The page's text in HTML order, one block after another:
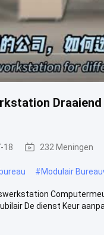
18 232 Meningen
#Modulair
De dienst Keur